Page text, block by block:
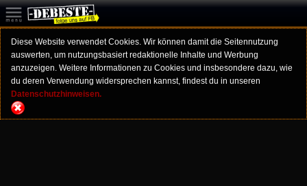
Diese Website verwendet Cookies. Wir können damit die Seitennutzung
auswerten, um nutzungsbasiert redaktionelle Inhalte und Werbung
anzuzeigen. Weitere Informationen zu Cookies und insbesondere dazu, wie
du deren Verwendung widersprechen kannst, findest du in unseren
Datenschutzhinweisen.